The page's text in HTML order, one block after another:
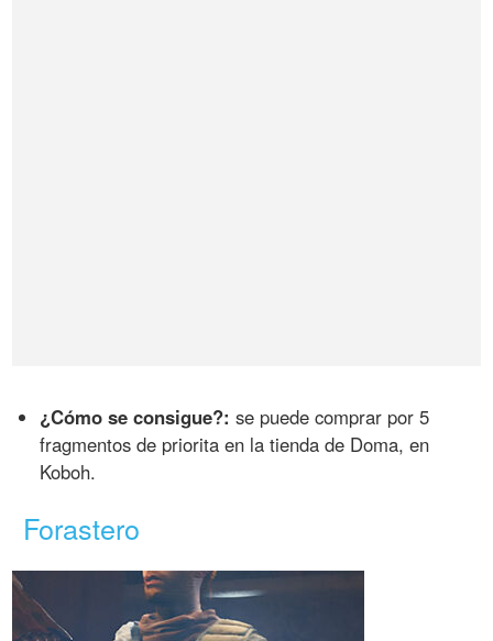
¿Cómo se consigue?: se puede comprar por 5
fragmentos de priorita en la tienda de Doma, en
Koboh.
Forastero